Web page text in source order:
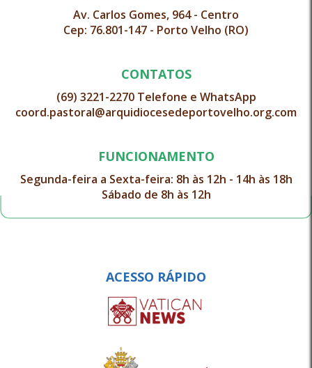
Av. Carlos Gomes, 964 - Centro
Cep: 76.801-147 - Porto Velho (RO)
CONTATOS
(69) 3221-2270 Telefone e WhatsApp
coord.pastoral@arquidiocesedeportovelho.org.com
FUNCIONAMENTO
Segunda-feira a Sexta-feira: 8h às 12h - 14h às 18h
Sábado de 8h às 12h
ACESSO RÁPIDO